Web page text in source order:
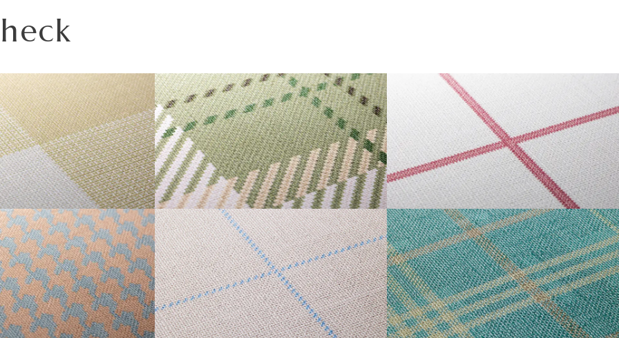
イプです。
をご確認いただき、番号をご指定ください。
本)となりますのでご注意ください。
ご希望の場合は、お問い合わせください。
くなりますのでご注意ください。施工の際は見本帳の
割増しになる場合があります。あらかじめ商品特性や現
報をご確認ください。
通紙＋ポリ塩化 不織布
不燃 不燃
不燃 不燃
準不燃 -
- -
- -
- -
S TARTAN GRAPH CHECK